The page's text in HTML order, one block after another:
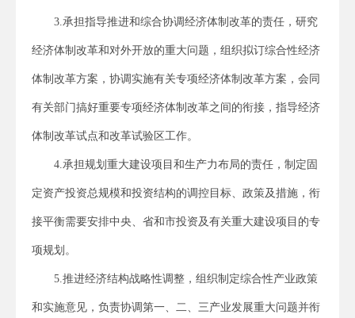
3.承担指导推进和综合协调经济体制改革的责任，研究
经济体制改革和对外开放的重大问题，组织拟订综合性经济
体制改革方案，协调实施有关专项经济体制改革方案，会同
有关部门搞好重要专项经济体制改革之间的衔接，指导经济
体制改革试点和改革试验区工作。
4.承担规划重大建设项目和生产力布局的责任，制定固
定资产投资总规模和投资结构的调控目标、政策及措施，衔
接平衡需要安排中央、省和市投资及有关重大建设项目的专
项规划。
5.推进经济结构战略性调整，组织制定综合性产业政策
和实施意见，负责协调第一、二、三产业发展重大问题并衔